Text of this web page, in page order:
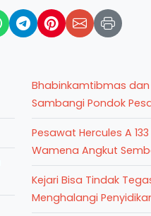
Bhabinkamtibmas
Sambangi Pondok
Pesawat Hercules A
Wamena Angkut
Kejari Bisa Tindak
Menghalangi